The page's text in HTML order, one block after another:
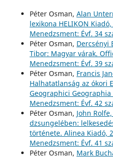
Péter Osman, Alan
lexikona HELIKON Kiadó,
Menedzsment: Évf. 34
Péter Osman, Dercsényi
Tibor: Magyar várak.
Menedzsment: Évf. 39
Péter Osman, Francis
Halhatatlanság az ókori
Geographici Geographia
Menedzsment: Évf. 42
Péter Osman, John
dzsungelében:
története. Alinea Kiadó,
Menedzsment: Évf. 41
Péter Osman, Mark